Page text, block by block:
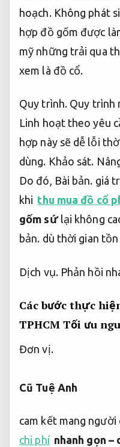
hoạch. Không phát
hợp đồ gốm được
mỹ những trải qua
xem là đồ cổ.
Quy trình. Quy trình
Linh hoạt theo yêu
hợp này sẽ dễ lỗi
dùng. Khảo sát.
Do đó, Bài bản. giá
khi thu mua đồ cổ
gốm sứlại không
bản. dù thời gian
Dịch vụ. Phản hồi
Các bước thực
TPHCM Tối ưu
Đơn vị.
Cũ Tuệ Anh
cam kết mang người
chi phí nhanh gọn